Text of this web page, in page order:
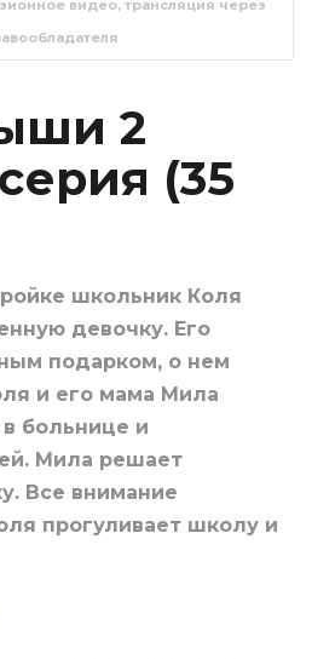
сезон 12 серия (36
видео, трансляция через
2
(35
школьник Коля
девочку. Его
подарком, о нем
и его мама Мила
больнице и
Мила решает
Все внимание
прогуливает школу и